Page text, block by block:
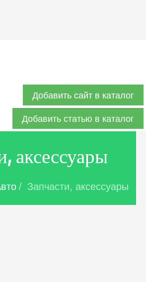
Добавить сайт в каталог
Добавить статью в каталог
аксессуары
/ Запчасти, аксессуары